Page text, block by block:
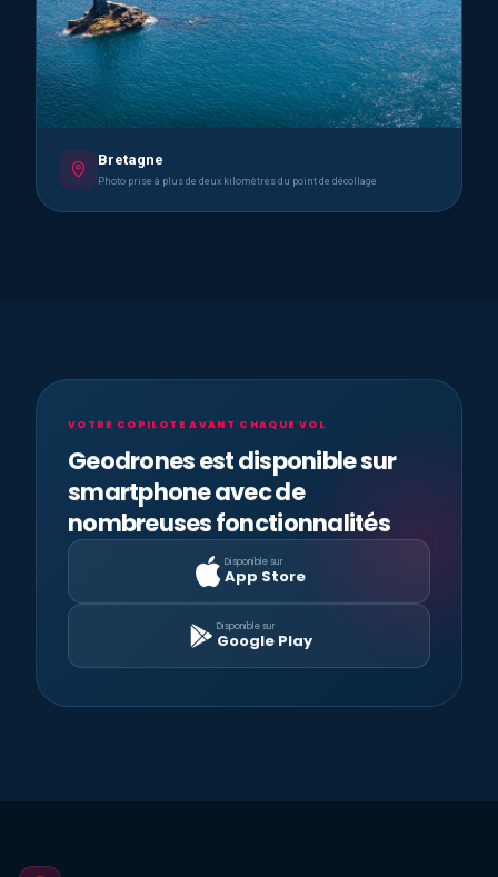
Bretagne
Photo prise à plus de deux kilomètres du point de décollage
VOTRE COPILOTE AVANT CHAQUE VOL
Geodrones est disponible sur
smartphone avec de
nombreuses fonctionnalités
Disponible sur
App Store
Disponible sur
Google Play